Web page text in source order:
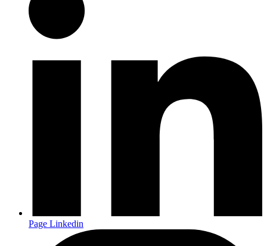
Page Linkedin